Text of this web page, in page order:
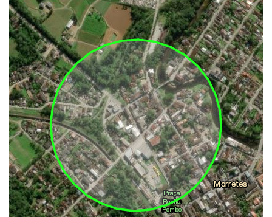
Municípios
Terras
indígenas
(FUNAI)
UC Federal
UC Estaduais
UC
Municipais
Hidrografia
1:1.000.000
(ANA)
Biomas
(IBGE)